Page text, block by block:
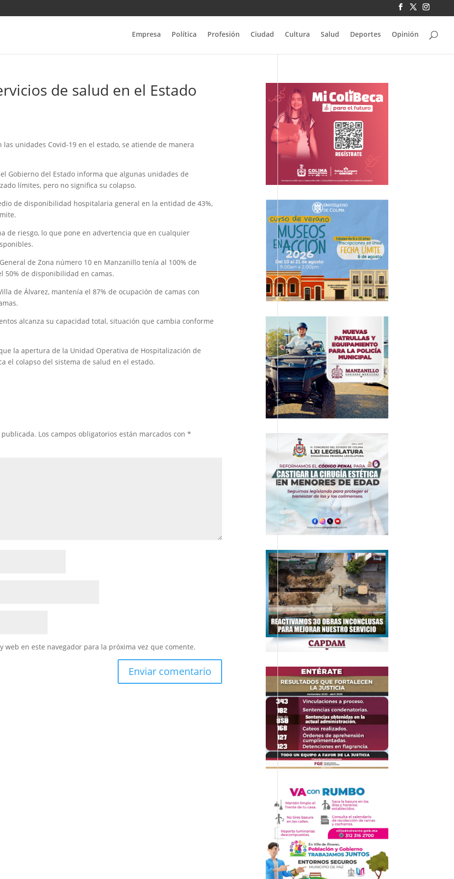
Empresa Política Profesión Ciudad Cultura Salud Deportes Opinión
de salud en el Estado
unidades Covid-19 en el estado, se atiende de manera
Gobierno del Estado informa que algunas unidades de
límites, pero no significa su colapso.
de disponibilidad hospitalaria general en la entidad de 43%,
de riesgo, lo que pone en advertencia que en cualquier
de Zona número 10 en Manzanillo tenía al 100% de
50% de disponibilidad en camas.
de Álvarez, mantenía el 87% de ocupación de camas con
alcanza su capacidad total, situación que cambia conforme
la apertura de la Unidad Operativa de Hospitalización de
el colapso del sistema de salud en el estado.
Los campos obligatorios están marcados con*
web en este navegador para la próxima vez que comente.